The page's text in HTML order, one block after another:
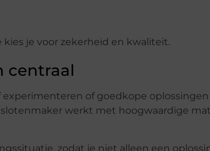
je voor zekerheid en kwaliteit.
centraal
experimenteren of goedkope
werkt met hoogwaardige
zodat je niet alleen een